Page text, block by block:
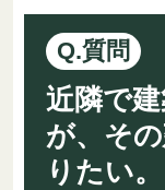
Q.質問
近隣で
が、そ
りたい。